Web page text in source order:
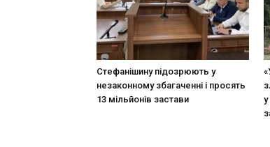
Стефанішину підозрюють у
незаконному збагаченні і просять
13 мільйонів застави